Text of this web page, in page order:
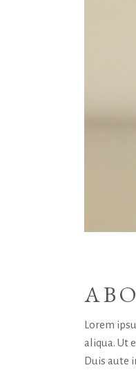
Lorem
aliqua. Ut
Duis aute